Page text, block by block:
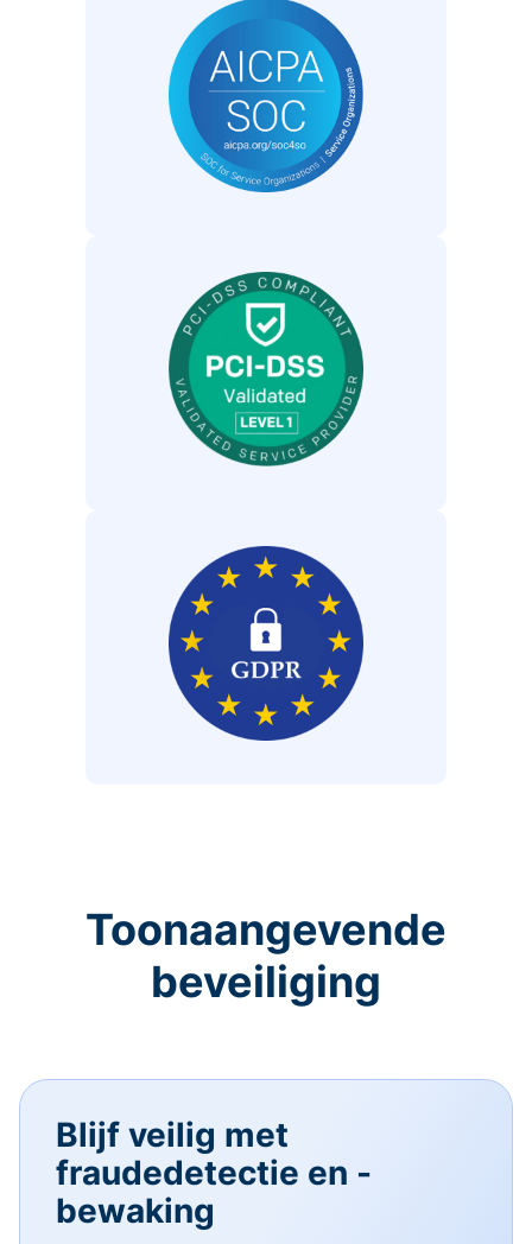
Toonaangevende
beveiliging
Blijf veilig met
fraudedetectie en -
bewaking